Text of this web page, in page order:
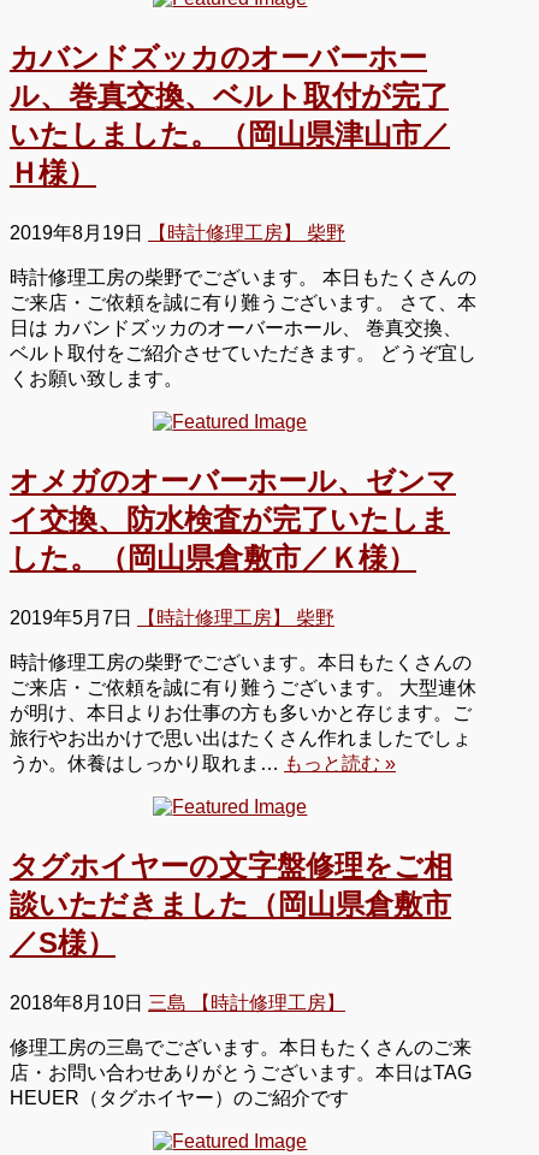
カバンドズッカのオーバーホー
ル、巻真交換、ベルト取付が完了
いたしました。（岡山県津山市／
Ｈ様）
2019年8月19日 【時計修理工房】 柴野
時計修理工房の柴野でございます。 本日もたくさんの
ご来店・ご依頼を誠に有り難うございます。 さて、本
日は カバンドズッカのオーバーホール、 巻真交換、
ベルト取付をご紹介させていただきます。 どうぞ宜し
くお願い致します。
オメガのオーバーホール、ゼンマ
イ交換、防水検査が完了いたしま
した。（岡山県倉敷市／Ｋ様）
2019年5月7日 【時計修理工房】 柴野
時計修理工房の柴野でございます。本日もたくさんの
ご来店・ご依頼を誠に有り難うございます。 大型連休
が明け、本日よりお仕事の方も多いかと存じます。ご
旅行やお出かけで思い出はたくさん作れましたでしょ
うか。休養はしっかり取れま… もっと読む »
タグホイヤーの文字盤修理をご相
談いただきました（岡山県倉敷市
／S様）
2018年8月10日 三島 【時計修理工房】
修理工房の三島でございます。本日もたくさんのご来
店・お問い合わせありがとうございます。本日はTAG
HEUER（タグホイヤー）のご紹介です